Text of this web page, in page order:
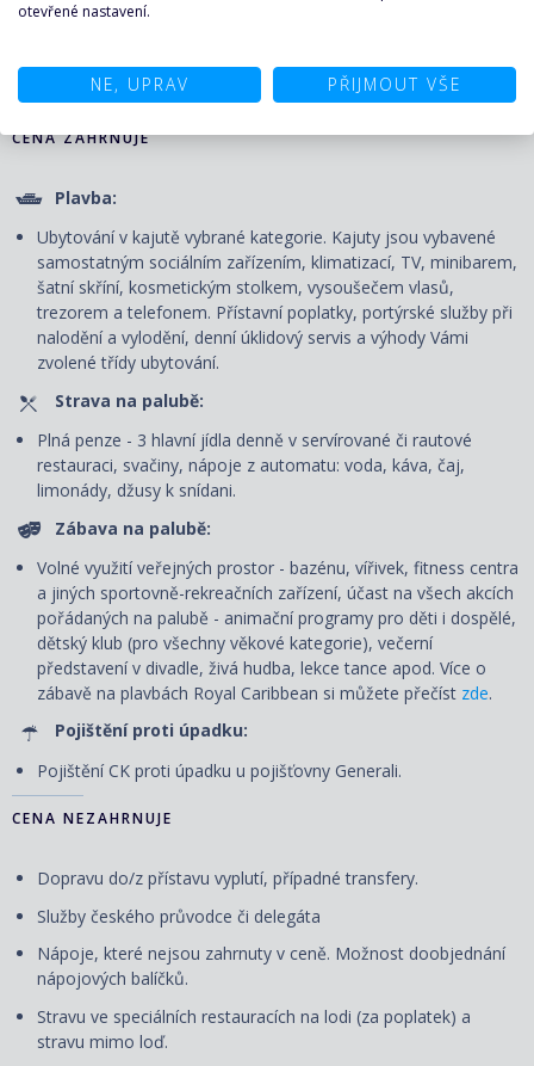
PLAVBY ↑
CENA ZAHRNUJE
Plavba:
Ubytování v kajutě vybrané kategorie. Kajuty jsou vybavené
samostatným sociálním zařízením, klimatizací, TV, minibarem,
šatní skříní, kosmetickým stolkem, vysoušečem vlasů,
trezorem a telefonem. Přístavní poplatky, portýrské služby při
nalodění a vylodění, denní úklidový servis a výhody Vámi
zvolené třídy ubytování.
Strava na palubě:
Plná penze - 3 hlavní jídla denně v servírované či rautové
restauraci, svačiny, nápoje z automatu: voda, káva, čaj,
limonády, džusy k snídani.
Zábava na palubě:
Volné využití veřejných prostor - bazénu, vířivek, fitness centra
a jiných sportovně-rekreačních zařízení, účast na všech akcích
pořádaných na palubě - animační programy pro děti i dospělé,
dětský klub (pro všechny věkové kategorie), večerní
představení v divadle, živá hudba, lekce tance apod. Více o
zábavě na plavbách Royal Caribbean si můžete přečíst zde.
Pojištění proti úpadku:
Pojištění CK proti úpadku u pojišťovny Generali.
CENA NEZAHRNUJE
Dopravu do/z přístavu vyplutí, případné transfery.
Služby českého průvodce či delegáta
Nápoje, které nejsou zahrnuty v ceně. Možnost doobjednání
nápojových balíčků.
Stravu ve speciálních restauracích na lodi (za poplatek) a
stravu mimo loď.
otevřené nastavení.
NE, UPRAV PŘIJMOUT VŠE